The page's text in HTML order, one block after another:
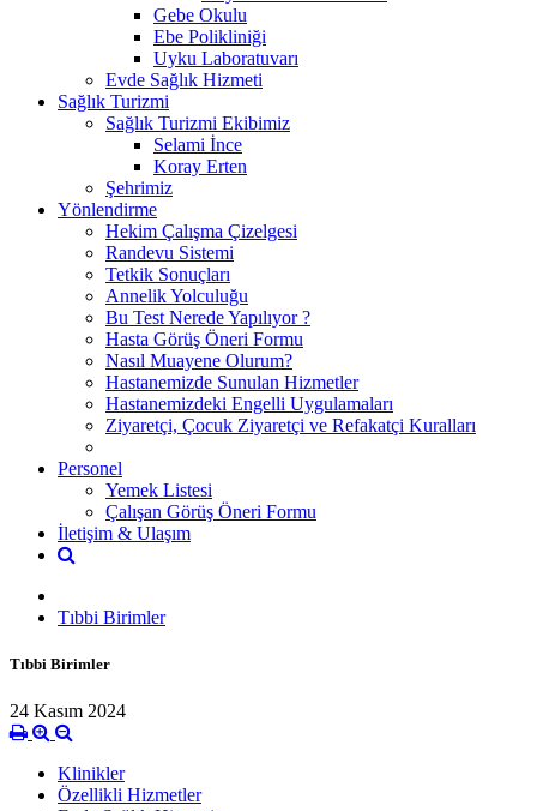
Gebe Okulu
Ebe Polikliniği
Uyku Laboratuvarı
Evde Sağlık Hizmeti
Sağlık Turizmi
Sağlık Turizmi Ekibimiz
Selami İnce
Koray Erten
Şehrimiz
Yönlendirme
Hekim Çalışma Çizelgesi
Randevu Sistemi
Tetkik Sonuçları
Annelik Yolculuğu
Bu Test Nerede Yapılıyor ?
Hasta Görüş Öneri Formu
Nasıl Muayene Olurum?
Hastanemizde Sunulan Hizmetler
Hastanemizdeki Engelli Uygulamaları
Ziyaretçi, Çocuk Ziyaretçi ve Refakatçi Kuralları
Personel
Yemek Listesi
Çalışan Görüş Öneri Formu
İletişim & Ulaşım
Tıbbi Birimler
Tıbbi Birimler
24 Kasım 2024
Klinikler
Özellikli Hizmetler